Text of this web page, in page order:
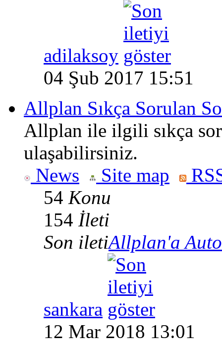
adilaksoy
04 Şub 2017 15:51
Allplan Sıkça Sorulan
Allplan ile ilgili sıkça
ulaşabilirsiniz.
News
Site map
54 Konu
154 İleti
Son iletiAllplan'a
sankara
12 Mar 2018 13:01